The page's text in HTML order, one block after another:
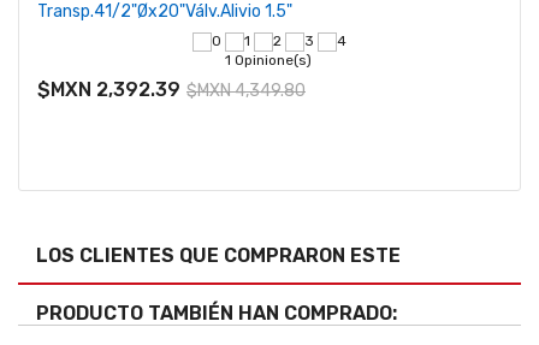
Transp.41/2"Øx20"Válv.Alivio 1.5"
1 Opinione(s)
$MXN 2,392.39 $MXN 4,349.80
LOS CLIENTES QUE COMPRARON ESTE
PRODUCTO TAMBIÉN HAN COMPRADO: